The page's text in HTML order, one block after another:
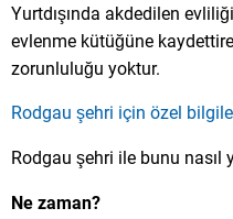
Yurtdışında akdedilen
evlenme kütüğüne
zorunluluğu yoktur.
Rodgau şehri için özel
Rodgau şehri ile bunu nasıl
Ne zaman?